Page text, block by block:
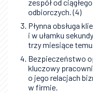
zespół od
odbiorczych. (4)
Płynna obsługa
i w ułamku
trzy miesiące
Bezpieczeństwo
kluczowy
o jego relacjach
w firmie.